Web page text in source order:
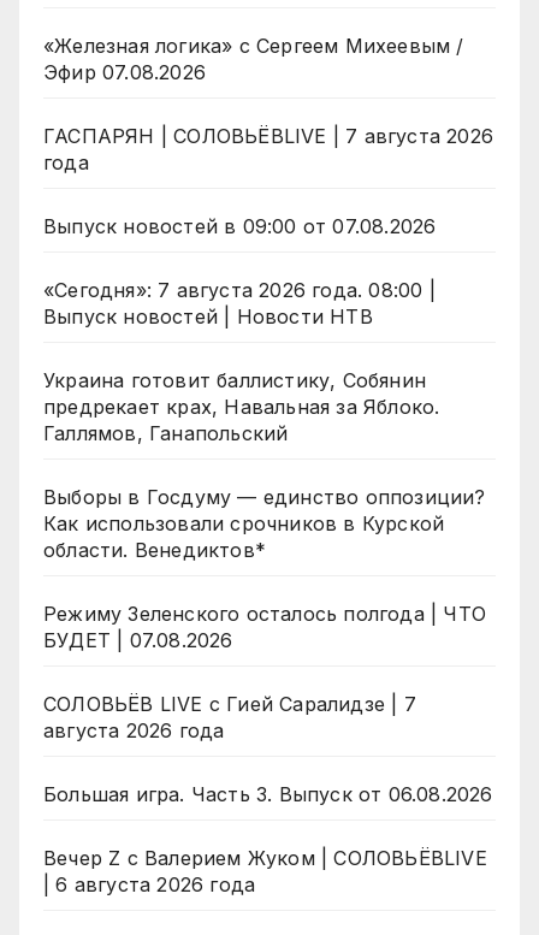
«Железная логика» с Сергеем Михеевым /
Эфир 07.08.2026
ГАСПАРЯН | СОЛОВЬЁВLIVE | 7 августа 2026
года
Выпуск новостей в 09:00 от 07.08.2026
«Сегодня»: 7 августа 2026 года. 08:00 |
Выпуск новостей | Новости НТВ
Украина готовит баллистику, Собянин
предрекает крах, Навальная за Яблоко.
Галлямов, Ганапольский
Выборы в Госдуму — единство оппозиции?
Как использовали срочников в Курской
области. Венедиктов*
Режиму Зеленского осталось полгода | ЧТО
БУДЕТ | 07.08.2026
СОЛОВЬЁВ LIVE с Гией Саралидзе | 7
августа 2026 года
Большая игра. Часть 3. Выпуск от 06.08.2026
Вечер Z с Валерием Жуком | СОЛОВЬЁВLIVE
| 6 августа 2026 года